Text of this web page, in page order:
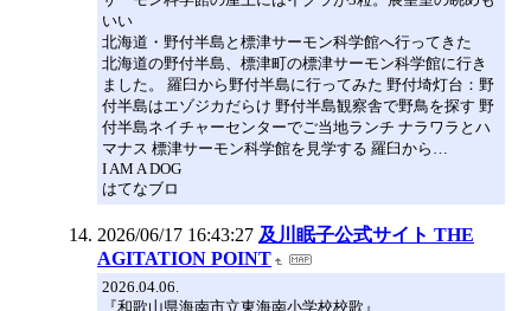
いい
北海道・野付半島と標津サーモン科学館へ行ってきた
北海道の野付半島、標津町の標津サーモン科学館に行き
ました。 羅臼から野付半島に行ってみた 野付埼灯台：野
付半島はエゾジカだらけ 野付半島観察舎で野鳥を探す 野
付半島ネイチャーセンターでご当地ランチ ナラワラとハ
マナス 標津サーモン科学館を見学する 羅臼から…
I AM A DOG
はてなブロ
2026/06/17 16:43:27 及川眠子公式サイト THE
AGITATION POINT
2026.04.06.
『和歌山県海南市立東海南小学校校歌』